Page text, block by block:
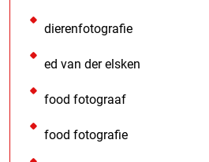
dierenfotografie
ed van der elsken
food fotograaf
food fotografie